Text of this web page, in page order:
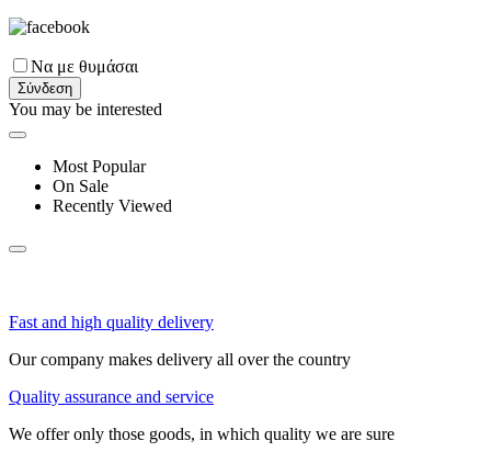
Να με θυμάσαι
Σύνδεση
You may be interested
Most Popular
On Sale
Recently Viewed
Fast and high quality delivery
Our company makes delivery all over the country
Quality assurance and service
We offer only those goods, in which quality we are sure